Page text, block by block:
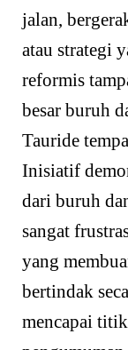
jalan,
atau strategi
reformis
besar buruh
Tauride
Inisiatif
dari buruh
sangat
yang
bertindak
mencapai